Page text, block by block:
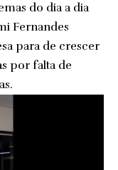
do dia a dia
Fernandes
para de crescer
por falta de